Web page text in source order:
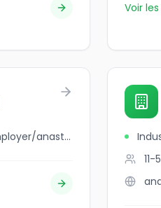
Voir
jobbank.gc.ca/browsejobs/employer/anastasiia+burykina/ca
11-